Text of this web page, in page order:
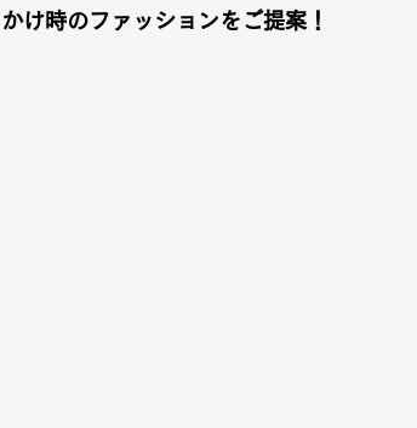
け時のファッションをご提案！